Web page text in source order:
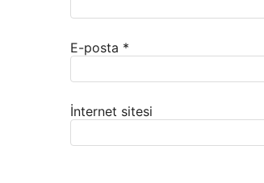
E-posta *
İnternet sitesi